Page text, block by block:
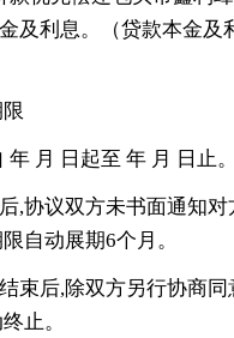
及利息。（贷款本金及
月 日起至 年 月 日止。
,协议双方未书面通知
自动展期6个月。
束后,除双方另行协商同
止。